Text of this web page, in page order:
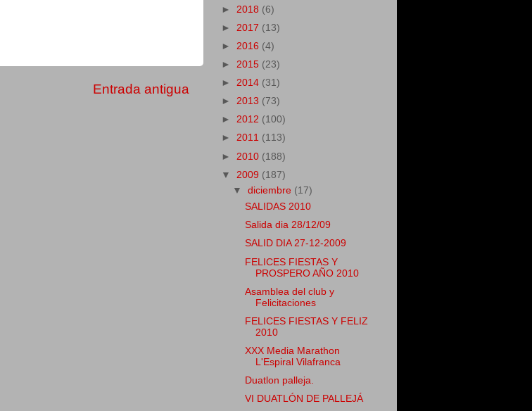
Entrada antigua
► 2018 (6)
► 2017 (13)
► 2016 (4)
► 2015 (23)
► 2014 (31)
► 2013 (73)
► 2012 (100)
► 2011 (113)
► 2010 (188)
▼ 2009 (187)
▼diciembre (17)
SALIDAS 2010
Salida dia 28/12/09
SALID DIA 27-12-2009
FELICES FIESTAS Y
PROSPERO AÑO 2010
Asamblea del club y
Felicitaciones
FELICES FIESTAS Y FELIZ
2010
XXX Media Marathon
L'Espiral Vilafranca
Duatlon palleja.
VI DUATLÓN DE PALLEJÁ